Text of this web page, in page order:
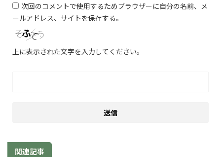
次回のコメントで使用するためブラウザーに自分の名前、メ
ールアドレス、サイトを保存する。
上に表示された文字を入力してください。
関連記事